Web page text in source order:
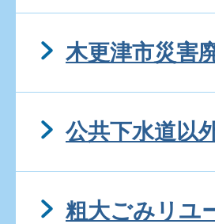
木更津市災害
公共下水道以
粗大ごみリユ